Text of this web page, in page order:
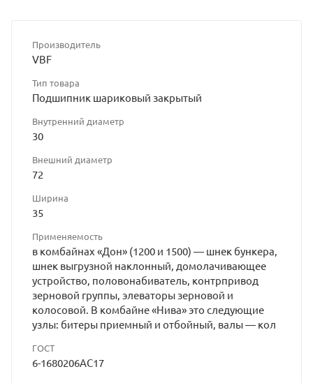
Производитель
VBF
Тип товара
Подшипник шариковый закрытый
Внутренний диаметр
30
Внешний диаметр
72
Ширина
35
Применяемость
в комбайнах «Дон» (1200 и 1500) — шнек бункера,
шнек выгрузной наклонный, домолачивающее
устройство, половонабиватель, контрпривод
зерновой группы, элеваторы зерновой и
колосовой. В комбайне «Нива» это следующие
узлы: битеры приемный и отбойный, валы — кол
ГОСТ
6-1680206AС17